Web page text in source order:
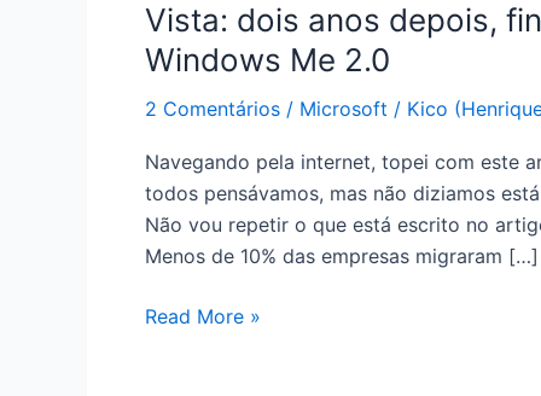
Vista: dois anos depois,
Windows Me 2.0
2 Comentários / Microsoft / Kico
Navegando pela internet, topei com este
todos pensávamos, mas não diziamos
Não vou repetir o que está escrito no
Menos de 10% das empresas migraram […]
Vista:
Read More »